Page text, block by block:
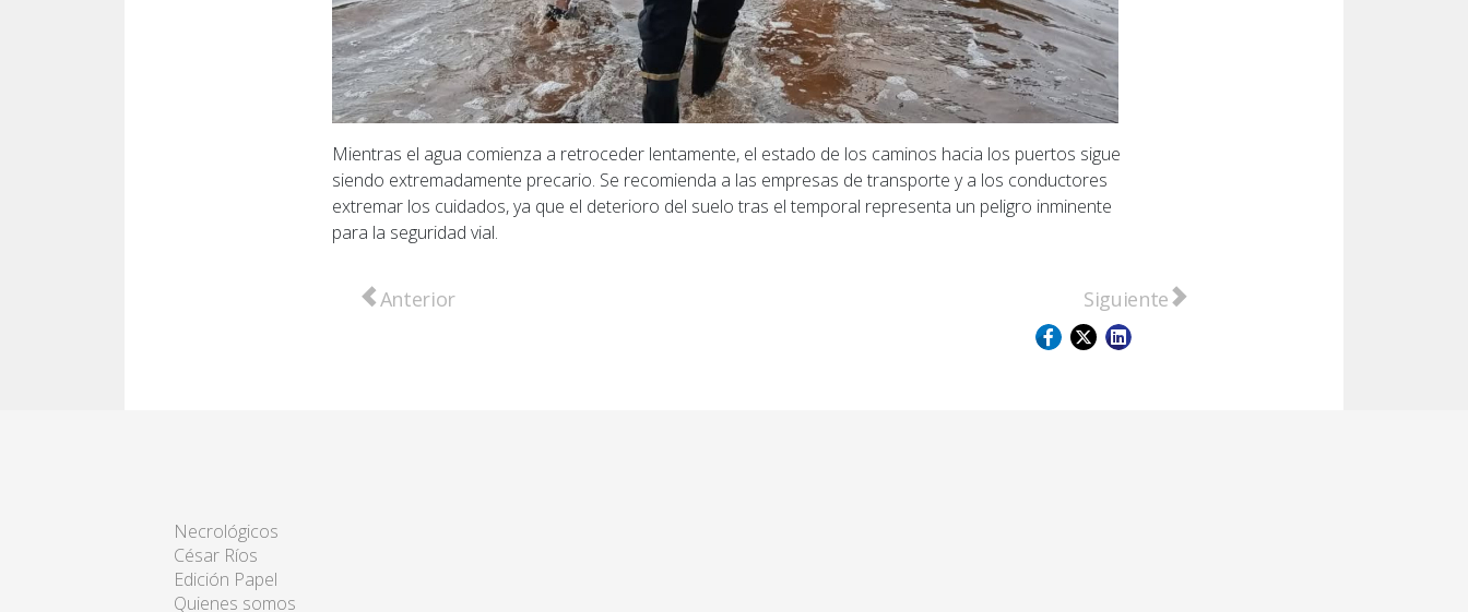
Mientras el agua comienza a retroceder lentamente, el estado de los caminos hacia los puertos sigue
siendo extremadamente precario. Se recomienda a las empresas de transporte y a los conductores
extremar los cuidados, ya que el deterioro del suelo tras el temporal representa un peligro inminente
para la seguridad vial.
Artículo anterior: El "camuflaje de porotos" que falló: 1.900 kilos de coca incautados en la Autopista Rosario – Santa Fe
Anterior Artículo siguiente: Volcó un camión con
Siguiente
Necrológicos
César Ríos
Edición Papel
Quienes somos